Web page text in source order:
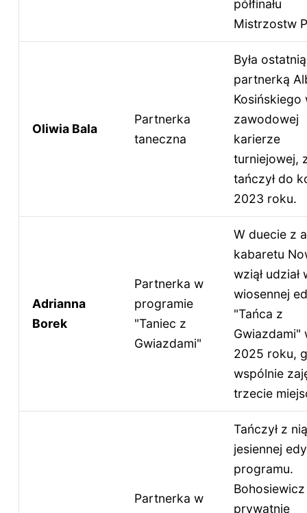
półfinału
Mistrzostw
Oliwia Bala
Partnerka
taneczna
Była ostatnią
partnerką
Kosińskiego
zawodowej
karierze
turniejowej,
tańczył do
2023 roku.
Adrianna
Borek
Partnerka w
programie
"Taniec z
Gwiazdami"
W duecie z
kabaretu
wziął udział
wiosennej
"Tańca z
Gwiazdami"
2025 roku,
wspólnie
trzecie
Partnerka w
Tańczył z
jesiennej
programu.
prywatnie